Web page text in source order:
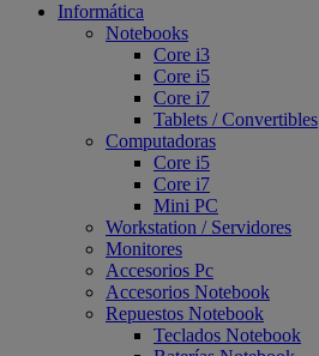
Informática
Notebooks
Core i3
Core i5
Core i7
Tablets / Convertibles
Computadoras
Core i5
Core i7
Mini PC
Workstation / Servidores
Monitores
Accesorios Pc
Accesorios Notebook
Repuestos Notebook
Teclados Notebook